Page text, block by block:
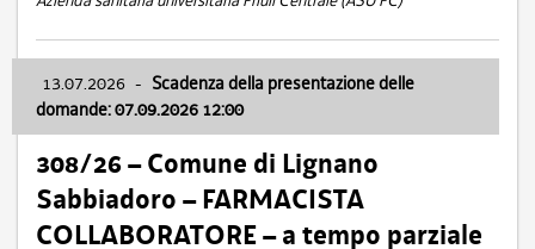
13.07.2026 - Scadenza della presentazione delle
domande: 07.09.2026 12:00
308/26 – Comune di Lignano
Sabbiadoro – FARMACISTA
COLLABORATORE – a tempo parziale